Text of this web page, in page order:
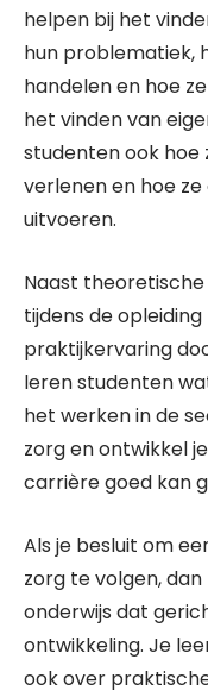
helpen bij het
hun problematiek,
handelen en hoe
het vinden van
studenten ook
verlenen en hoe
uitvoeren.
Naast
tijdens de
praktijkervaring
leren studenten
het werken in de
zorg en ontwikkel
carrière goed kan
Als je besluit om
zorg te volgen,
onderwijs dat
ontwikkeling. Je
ook over